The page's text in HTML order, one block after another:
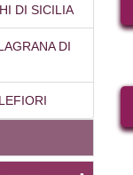
DI SICILIA
DI